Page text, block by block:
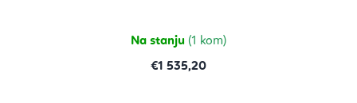
Na stanju (1 kom)
€1 535,20